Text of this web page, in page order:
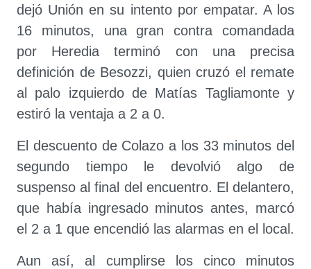
dejó Unión en su intento por empatar. A los
16 minutos, una gran contra comandada
por Heredia terminó con una precisa
definición de Besozzi, quien cruzó el remate
al palo izquierdo de Matías Tagliamonte y
estiró la ventaja a 2 a 0.
El descuento de Colazo a los 33 minutos del
segundo tiempo le devolvió algo de
suspenso al final del encuentro. El delantero,
que había ingresado minutos antes, marcó
el 2 a 1 que encendió las alarmas en el local.
Aun así, al cumplirse los cinco minutos